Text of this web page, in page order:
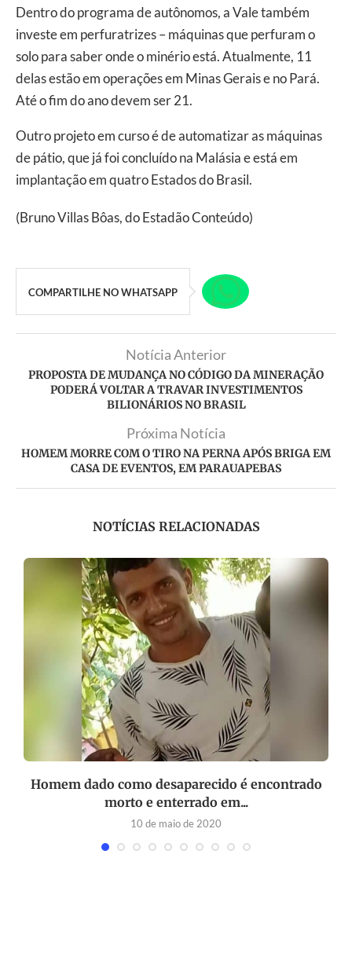
Dentro do programa de autônomos, a Vale também
investe em perfuratrizes – máquinas que perfuram o
solo para saber onde o minério está. Atualmente, 11
delas estão em operações em Minas Gerais e no Pará.
Até o fim do ano devem ser 21.
Outro projeto em curso é de automatizar as máquinas
de pátio, que já foi concluído na Malásia e está em
implantação em quatro Estados do Brasil.
(Bruno Villas Bôas, do Estadão Conteúdo)
COMPARTILHE NO WHATSAPP
Notícia Anterior
PROPOSTA DE MUDANÇA NO CÓDIGO DA MINERAÇÃO
PODERÁ VOLTAR A TRAVAR INVESTIMENTOS
BILIONÁRIOS NO BRASIL
Próxima Notícia
HOMEM MORRE COM O TIRO NA PERNA APÓS BRIGA EM
CASA DE EVENTOS, EM PARAUAPEBAS
NOTÍCIAS RELACIONADAS
Homem dado como desaparecido é encontrado
morto e enterrado em...
10 de maio de 2020